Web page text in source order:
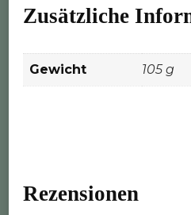
Zusätzliche
Gewicht 105 g
Rezensionen